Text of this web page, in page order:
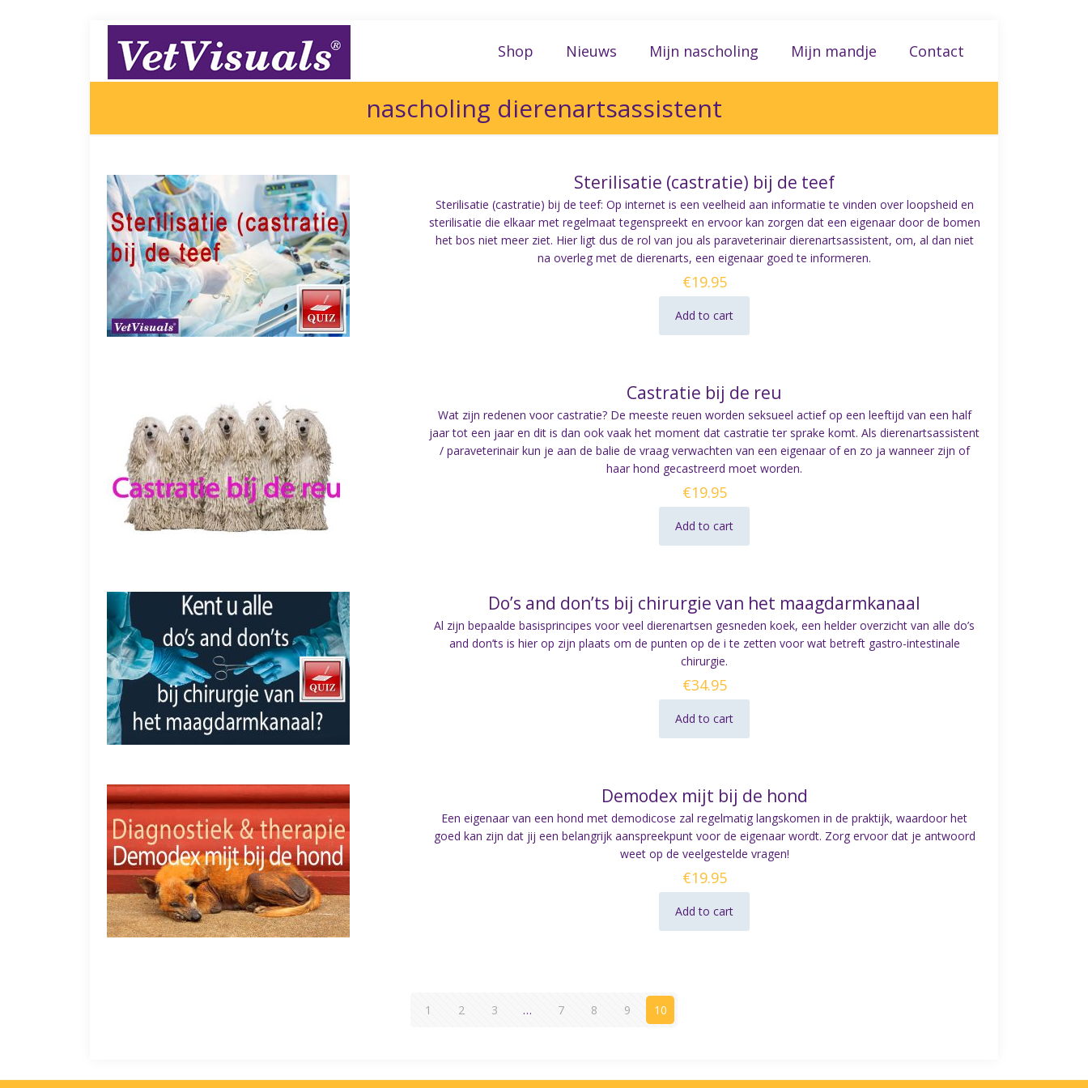
Shop Nieuws Mijn nascholing Mijn mandje Contact
nascholing dierenartsassistent
Sterilisatie (castratie) bij de teef
Sterilisatie (castratie) bij de teef: Op internet is een veelheid aan informatie te vinden over loopsheid en
sterilisatie die elkaar met regelmaat tegenspreekt en ervoor kan zorgen dat een eigenaar door de bomen
het bos niet meer ziet. Hier ligt dus de rol van jou als paraveterinair dierenartsassistent, om, al dan niet
na overleg met de dierenarts, een eigenaar goed te informeren.
€19.95
Add to cart
Castratie bij de reu
Wat zijn redenen voor castratie? De meeste reuen worden seksueel actief op een leeftijd van een half
jaar tot een jaar en dit is dan ook vaak het moment dat castratie ter sprake komt. Als dierenartsassistent
/ paraveterinair kun je aan de balie de vraag verwachten van een eigenaar of en zo ja wanneer zijn of
haar hond gecastreerd moet worden.
€19.95
Add to cart
Do’s and don’ts bij chirurgie van het maagdarmkanaal
Al zijn bepaalde basisprincipes voor veel dierenartsen gesneden koek, een helder overzicht van alle do’s
and don’ts is hier op zijn plaats om de punten op de i te zetten voor wat betreft gastro-intestinale
chirurgie.
€34.95
Add to cart
Demodex mijt bij de hond
Een eigenaar van een hond met demodicose zal regelmatig langskomen in de praktijk, waardoor het
goed kan zijn dat jij een belangrijk aanspreekpunt voor de eigenaar wordt. Zorg ervoor dat je antwoord
weet op de veelgestelde vragen!
€19.95
Add to cart
1 2 3 … 7 8 9 10